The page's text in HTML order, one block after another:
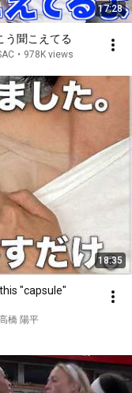
17:28
う聞こえてる
• 978K views
18:35
"capsule"
橋 陽平